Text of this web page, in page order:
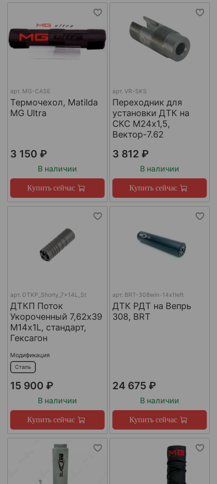
арт. MG-CASE
Термочехол, Matilda
MG Ultra
3 150 ₽
В наличии
Купить сейчас
арт. VR-SKS
Переходник для
установки ДТК на
СКС М24х1,5,
Вектор-7.62
3 812 ₽
В наличии
Купить сейчас
арт. DTKP_Shorty_7x14L_St
ДТКП Поток
Укороченный 7,62х39
М14х1L, стандарт,
Гексагон
Модификация
Сталь
15 900 ₽
В наличии
Купить сейчас
арт. BRT-308win-14х1left
ДТК РДТ на Вепрь
308, BRT
24 675 ₽
В наличии
Купить сейчас